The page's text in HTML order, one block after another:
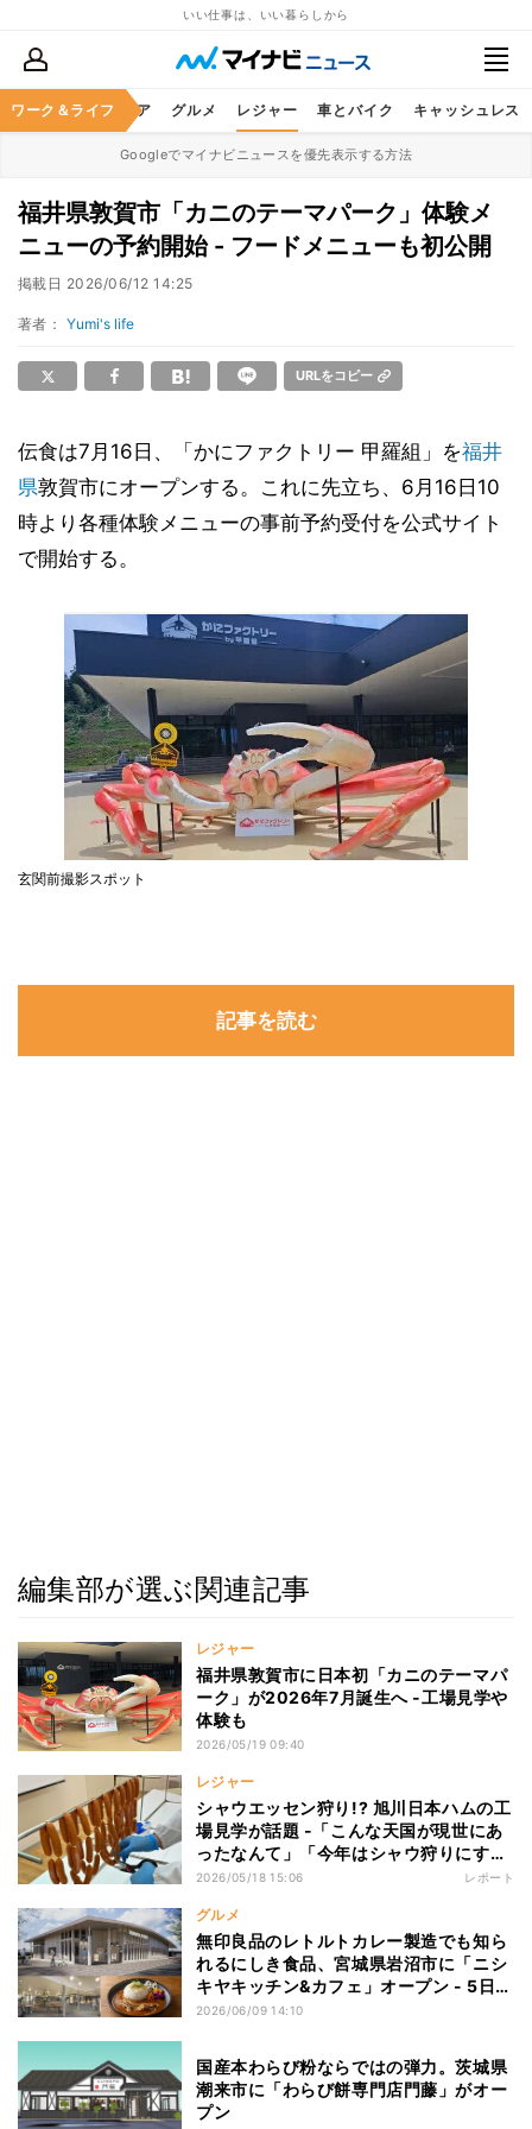
いい仕事は、いい暮らしから
ワーク＆ライフ
暮らし ヘルスケア グルメ レジャー 車とバイク キャッシュレス
Googleでマイナビニュースを優先表示する方法
福井県敦賀市「カニのテーマパーク」体験メ
ニューの予約開始 - フードメニューも初公開
掲載日 2026/06/12 14:25
著者： Yumi's life
URLをコピー
伝食は7月16日、「かにファクトリー 甲羅組」を福井
県敦賀市にオープンする。これに先立ち、6月16日10
時より各種体験メニューの事前予約受付を公式サイト
で開始する。
玄関前撮影スポット
記事を読む
編集部が選ぶ関連記事
レジャー
福井県敦賀市に日本初「カニのテーマパ
ーク」が2026年7月誕生へ -工場見学や
体験も
2026/05/19 09:40
レジャー
シャウエッセン狩り!? 旭川日本ハムの工
場見学が話題 -「こんな天国が現世にあ
ったなんて」「今年はシャウ狩りにする
かー!!!」と1.9万いいね集まる
2026/05/18 15:06 レポート
グルメ
無印良品のレトルトカレー製造でも知ら
れるにしき食品、宮城県岩沼市に「ニシ
キヤキッチン&カフェ」オープン - 5日間
限定でお得なセットの販売や抽選会も
2026/06/09 14:10
国産本わらび粉ならではの弾力。茨城県
潮来市に「わらび餅専門店門藤」がオー
プン